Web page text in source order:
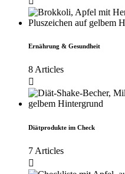
Ernährung & Gesundheit
8 Articles
Diätprodukte im Check
7 Articles